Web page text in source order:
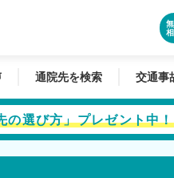
通院先を検索 交通事
の選び方」プレゼント中！